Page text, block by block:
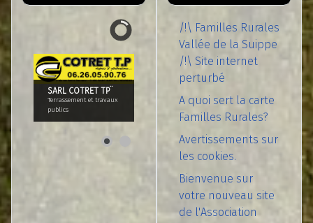
SARL COTRET TP¨
Terrassement et travaux
publics
/!\ Familles Rurales
Vallée de la Suippe
/!\ Site internet
perturbé
A quoi sert la carte
Familles Rurales?
Avertissements sur
les cookies.
Bienvenue sur
votre nouveau site
de l'Association